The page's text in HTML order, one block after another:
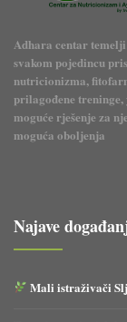
Adhara centar
svakom pojedincu
nutricionizma,
prilagođene
moguće rješenje za
moguća oboljenja
Najave
Mali istraživači